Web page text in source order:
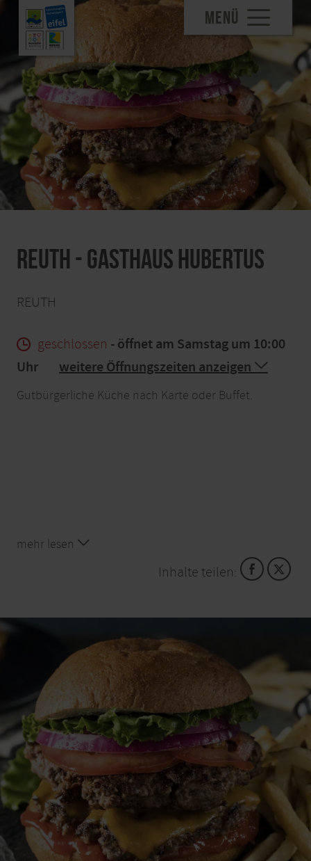
MENÜ
Reuth - Gasthaus Hubertus
REUTH
geschlossen - öffnet am Samstag um 10:00
Uhr
weitere Öffnungszeiten anzeigen
Gutbürgerliche Küche nach Karte oder Buffet.
mehr lesen
Inhalte teilen: